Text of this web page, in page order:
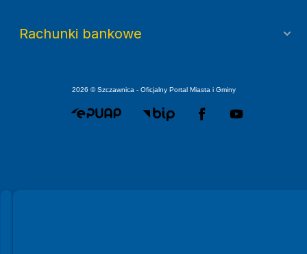
Rachunki bankowe
2026 © Szczawnica - Oficjalny Portal Miasta i Gminy